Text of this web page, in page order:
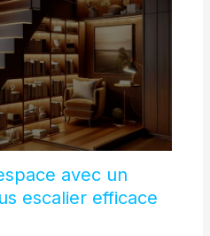
avec un
escalier efficace